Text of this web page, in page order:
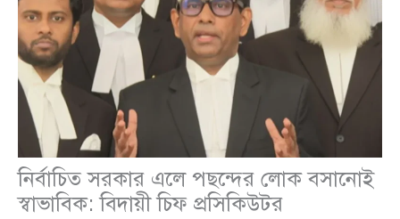
নির্বাচিত সরকার এলে পছন্দের লোক বসানোই
স্বাভাবিক: বিদায়ী চিফ প্রসিকিউটর